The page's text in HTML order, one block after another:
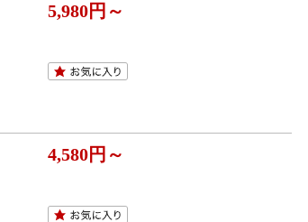
5,980円～
4,580円～